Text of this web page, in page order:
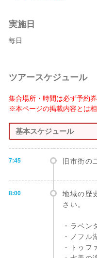
実施日
毎日
ツアースケジュール
集合場所・時間は必ず予約
※本ページの掲載内容とは相
基本スケジュール
7:45 旧市街の
8:00
地域の歴
さい。
・ラベン
・ノフル
・トゥフ